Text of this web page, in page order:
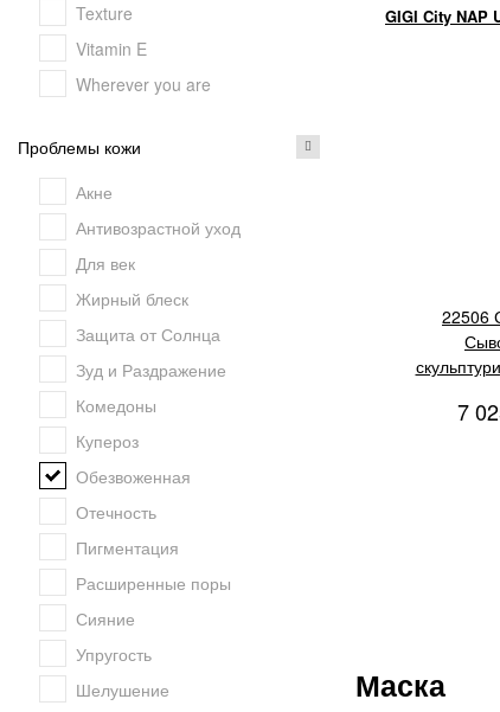
Texture
Vitamin E
Wherever you are
Проблемы кожи
Акне
Антивозрастной уход
Для век
Жирный блеск
Защита от Солнца
Зуд и Раздражение
Комедоны
Купероз
Обезвоженная
Отечность
Пигментация
Расширенные поры
Сияние
Упругость
Шелушение
GIGI City NAP
22506
7
Маска